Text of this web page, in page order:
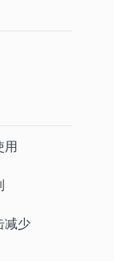
用
减少